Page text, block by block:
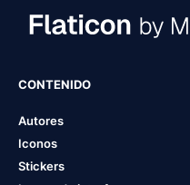
CONTENIDO
Autores
Iconos
Stickers